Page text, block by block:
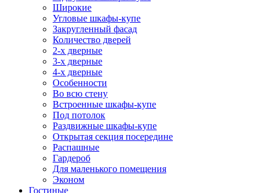
Широкие
Угловые шкафы-купе
Закругленный фасад
Количество дверей
2-х дверные
3-х дверные
4-х дверные
Особенности
Во всю стену
Встроенные шкафы-купе
Под потолок
Раздвижные шкафы-купе
Открытая секция посередине
Распашные
Гардероб
Для маленького помещения
Эконом
Гостиные